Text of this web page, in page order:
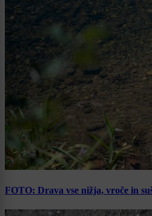
FOTO: Drava vse nižja, vroče in